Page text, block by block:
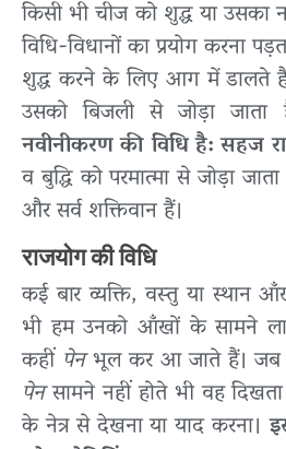
किसी भी चीज को शुद्ध या
विधि-विधानों का प्रयोग करना
शुद्ध करने के लिए आग में डालते
उसको बिजली से जोड़ा
नवीनीकरण की विधि है: सहज
व बुद्धि को परमात्मा से जोड़ा
और सर्व शक्तिवान हैं।
राजयोग की विधि
कई बार व्यक्ति, वस्तु या स्थान
भी हम उनको आँखों के सामने
कहीं पेनभूल कर आ जाते हैं। जब
पेनसामने नहीं होते भी वह
के नेत्र से देखना या याद करना।